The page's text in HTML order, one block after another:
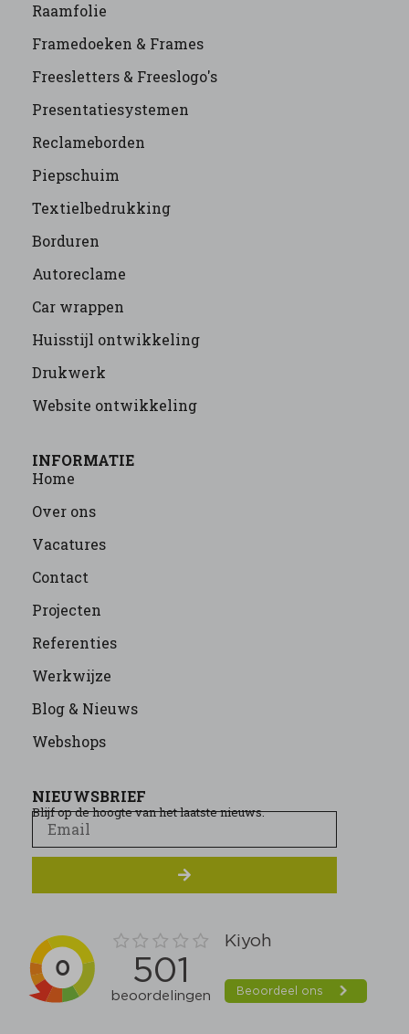
Raamfolie
Framedoeken & Frames
Freesletters & Freeslogo's
Presentatiesystemen
Reclameborden
Piepschuim
Textielbedrukking
Borduren
Autoreclame
Car wrappen
Huisstijl ontwikkeling
Drukwerk
Website ontwikkeling
INFORMATIE
Home
Over ons
Vacatures
Contact
Projecten
Referenties
Werkwijze
Blog & Nieuws
Webshops
NIEUWSBRIEF
Blijf op de hoogte van het laatste nieuws.